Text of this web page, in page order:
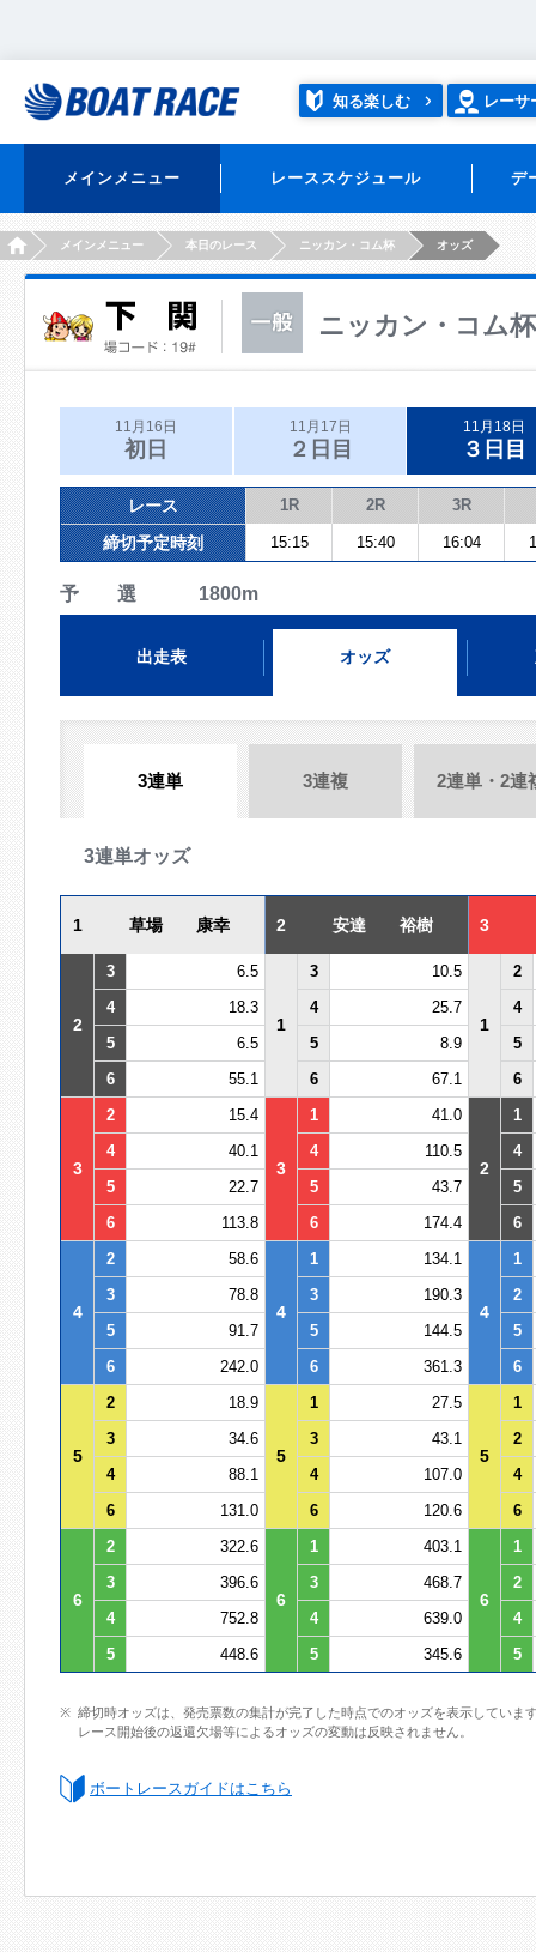
知る楽しむ レーサ
メインメニュー レーススケジュール デ
HOMEメインメニュー 本日のレース ニッカン・コム杯 オッズ
ニッカン・コム杯
11月16日
初日
11月17日
２日目
11月18日
３日目
レース 1R 2R 3R
締切予定時刻 15:15 15:40 16:04
予 選 1800m
出走表 オッズ
3連単 3連複 2連単・2連
3連単オッズ
1 草場 康幸 2 安達 裕樹 3
2
3 6.5
1
3 10.5
1
2
4
18.3 4 25.7
4
5
6.5 5 8.9
5
6
55.1 6 67.1 6
3
2 15.4
3
1 41.0
2
1
4
40.1 4 110.5
4
5
22.7 5 43.7
5
6
113.8 6 174.4 6
4
2 58.6
4
1 134.1
4
1
3
78.8 3 190.3
2
5
91.7 5 144.5
5
6
242.0 6 361.3 6
5
2 18.9
5
1 27.5
5
1
3
34.6 3 43.1
2
4
88.1 4 107.0
4
6
131.0 6 120.6 6
6
2 322.6
6
1 403.1
6
1
3
396.6 3 468.7
2
4
752.8 4 639.0
4
5
448.6 5 345.6 5
締切時オッズは、発売票数の集計が完了した時点でのオッズを表示していま
レース開始後の返還欠場等によるオッズの変動は反映されません。
ボートレースガイドはこちら